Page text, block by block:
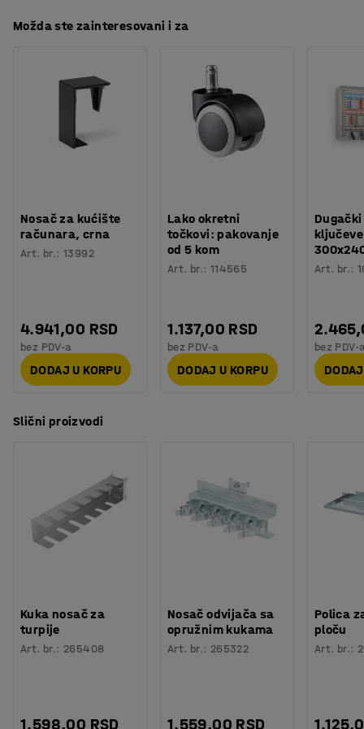
Opseg rupe: 38 mm
Preporučen broj osoba potrebnih za montažu
Orijentaciono vreme potrebno za montažu:
Možda ste zainteresovani i za
Nosač za kućište
računara, crna
Art. br.:13992
4.941,00 RSD
bez PDV-a
DODAJ U KORPU
Lako okretni
točkovi: pakovanje
od 5 kom
Art. br.: 114565
1.137,00 RSD
bez PDV-a
DODAJ U KORPU
Art. br.:
bez PDV-
Slični proizvodi
Kuka nosač za
turpije
Art. br.: 265408
1.598,00 RSD
Nosač odvijača sa
opružnim kukama
Art. br.: 265322
1.559,00 RSD
Polica
ploču
Art. br.: